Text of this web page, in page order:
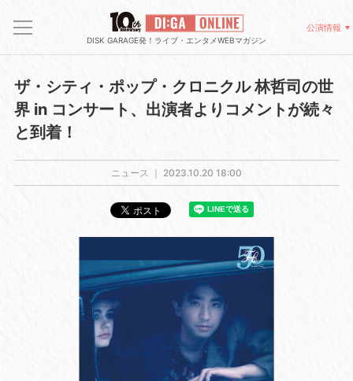
DISK GARAGE発！ライブ・エンタメWEBマガジン
公演情報
ザ・シティ・ポップ・クロニクル 林哲司の世
界 in コンサート、出演者よりコメントが続々
と到着！
ニュース ｜ 2023.10.20 18:00